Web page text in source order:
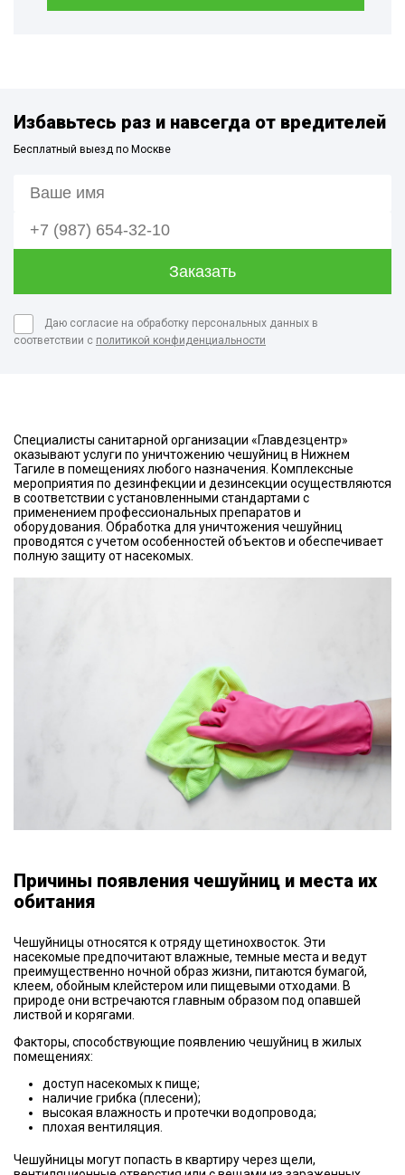
Избавьтесь раз и навсегда от вредителей
Бесплатный выезд по Москве
Даю согласие на обработку персональных данных в
соответствии с политикой конфиденциальности
Специалисты санитарной организации «Главдезцентр»
оказывают услуги по уничтожению чешуйниц в Нижнем
Тагиле в помещениях любого назначения. Комплексные
мероприятия по дезинфекции и дезинсекции осуществляются
в соответствии с установленными стандартами с
применением профессиональных препаратов и
оборудования. Обработка для уничтожения чешуйниц
проводятся с учетом особенностей объектов и обеспечивает
полную защиту от насекомых.
Причины появления чешуйниц и места их
обитания
Чешуйницы относятся к отряду щетинохвосток. Эти
насекомые предпочитают влажные, темные места и ведут
преимущественно ночной образ жизни, питаются бумагой,
клеем, обойным клейстером или пищевыми отходами. В
природе они встречаются главным образом под опавшей
листвой и корягами.
Факторы, способствующие появлению чешуйниц в жилых
помещениях:
доступ насекомых к пище;
наличие грибка (плесени);
высокая влажность и протечки водопровода;
плохая вентиляция.
Чешуйницы могут попасть в квартиру через щели,